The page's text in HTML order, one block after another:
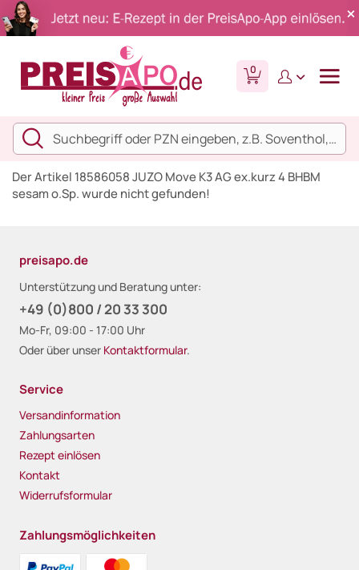
0
Der Artikel 18586058 JUZO Move K3 AG ex.kurz 4 BHBM
sesam o.Sp. wurde nicht gefunden!
preisapo.de
Unterstützung und Beratung unter:
+49 (0)800 / 20 33 300
Mo-Fr, 09:00 - 17:00 Uhr
Oder über unser Kontaktformular.
Service
Versandinformation
Zahlungsarten
Rezept einlösen
Kontakt
Widerrufsformular
Zahlungsmöglichkeiten